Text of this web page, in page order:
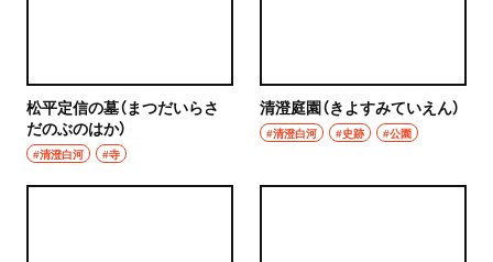
松平定信の墓（まつだいらさ
だのぶのはか）
#清澄白河 #寺
清澄庭園（きよすみていえん）
#清澄白河 #史跡 #公園